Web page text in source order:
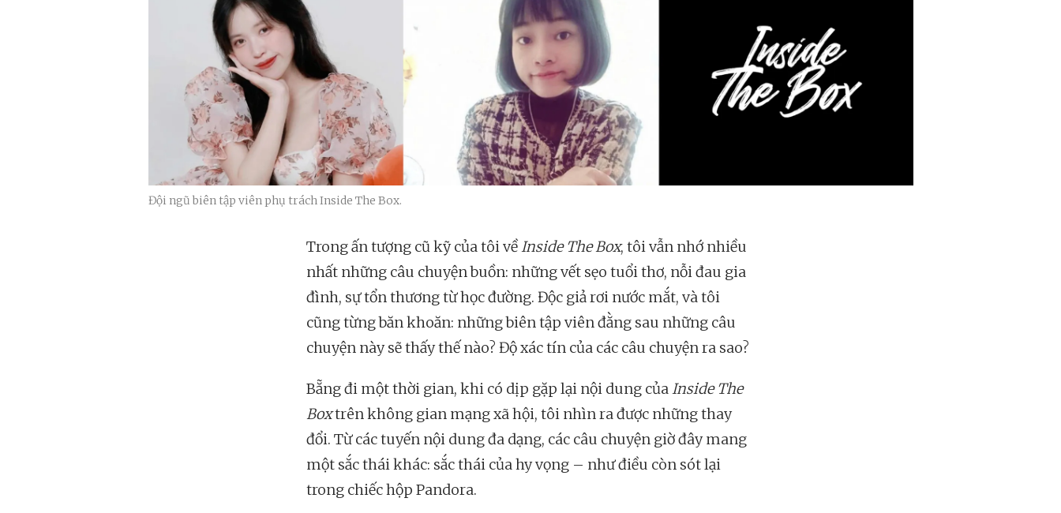
Đội ngũ biên tập viên phụ trách Inside The Box.
Trong ấn tượng cũ kỹ của tôi vềInside The Box, tôi vẫn nhớ nhiều
nhất những câu chuyện buồn: những vết sẹo tuổi thơ, nỗi đau gia
đình, sự tổn thương từ học đường. Độc giả rơi nước mắt, và tôi
cũng từng băn khoăn: những biên tập viên đằng sau những câu
chuyện này sẽ thấy thế nào? Độ xác tín của các câu chuyện ra sao?
Bẵng đi một thời gian, khi có dịp gặp lại nội dung củaInside The
Boxtrên không gian mạng xã hội, tôi nhìn ra được những thay
đổi. Từ các tuyến nội dung đa dạng, các câu chuyện giờ đây mang
một sắc thái khác: sắc thái của hy vọng – như điều còn sót lại
trong chiếc hộp Pandora.